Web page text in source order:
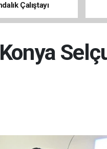
Çalıştayı
Konya